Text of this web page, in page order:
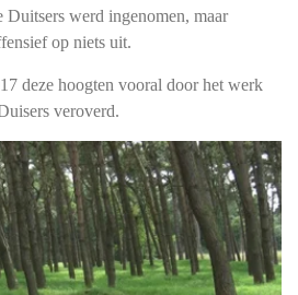
Duitsers werd ingenomen, maar
op niets uit.
deze hoogten vooral door het werk
veroverd.